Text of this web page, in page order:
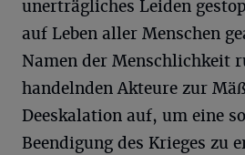
unerträgliches Leiden
auf Leben aller Menschen
Namen der Menschlichkeit
handelnden Akteure zur
Deeskalation auf, um eine
Beendigung des Krieges zu